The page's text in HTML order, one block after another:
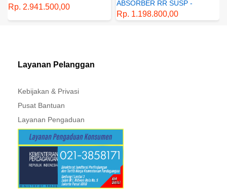
DEPAN BAWAH KANAN -
GENUINE SPAREPART -
MITSUBISHI - XPANDER
Rp. 2.941.500,00
ABSORBER RR SUSP -
SUSPENSI BELAKANG -
SHOCKBREAKER BELAKANG
Rp. 1.198.800,00
Layanan Pelanggan
Kebijakan & Privasi
Pusat Bantuan
Layanan Pengaduan